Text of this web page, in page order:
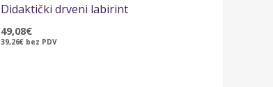
Didaktički drveni labirint
49,08€
39,26€ bez PDV